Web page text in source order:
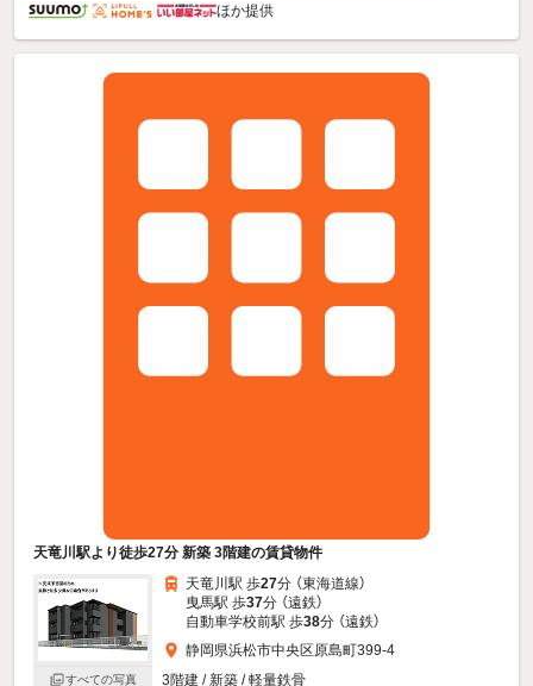
ほか提供
天竜川駅より徒歩27分 新築 3階建の賃貸物件
すべての写真
天竜川駅 歩27分 （東海道線）
曳馬駅 歩37分 （遠鉄）
自動車学校前駅 歩38分 （遠鉄）
静岡県浜松市中央区原島町399-4
3階建 / 新築 / 軽量鉄骨